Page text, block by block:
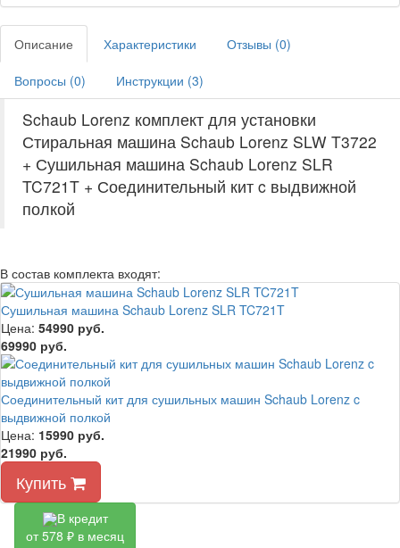
Описание Характеристики Отзывы (0)
Вопросы (0) Инструкции (3)
Schaub Lorenz комплект для установки
Стиральная машина Schaub Lorenz SLW T3722
+ Сушильная машина Schaub Lorenz SLR
TC721T + Соединительный кит c выдвижной
полкой
В состав комплекта входят:
Сушильная машина Schaub Lorenz SLR TC721T
Цена: 54990 руб.
69990 руб.
Соединительный кит для сушильных машин Schaub Lorenz c
выдвижной полкой
Цена: 15990 руб.
21990 руб.
Купить
В кредит
от 578 ₽ в месяц